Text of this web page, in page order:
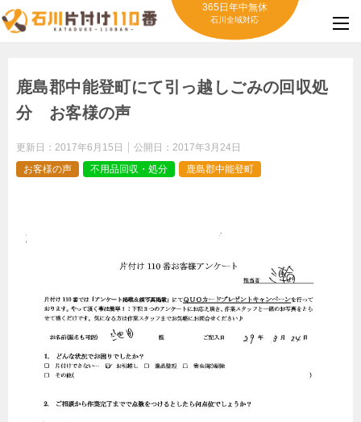
365日年中無休
石川全域対応
鹿島郡中能登町にて引っ越しごみの回収処
分 お客様の声
更新日： 2017年6月15日 公開日： 2017年3月24日
お客様の声
不用品回収・処分 鹿島郡中能登町